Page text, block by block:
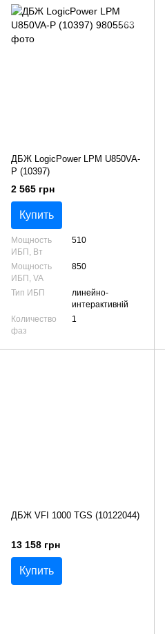
ДБЖ LogicPower LPM U850VA-
P (10397)
2 565 грн
Купить
Мощность
ИБП, Вт
510
Мощность
ИБП, VA
850
Тип ИБП
линейно-
интерактивній
Количество
фаз
1
ДБЖ VFI 1000 TGS (10122044)
13 158 грн
Купить